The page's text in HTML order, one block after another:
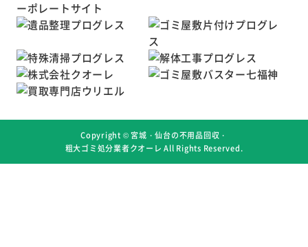
Copyright ©宮城・仙台の不用品回収・
粗大ゴミ処分業者クオーレ All Rights Reserved.